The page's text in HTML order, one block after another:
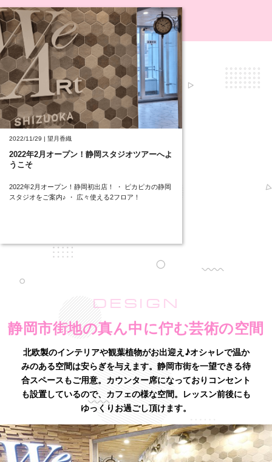
2022/11/29 | 望月香織
2022年2月オープン！静岡スタジオツアーへよ
うこそ
2022年2月オープン！静岡初出店！ ・ ピカピカの静岡
スタジオをご案内♪ ・ 広々使える2フロア！
DESIGN
静岡市街地の真ん中に佇む芸術の空間
北欧製のインテリアや観葉植物がお出迎え♪オシャレで温か
みのある空間は安らぎを与えます。 静岡市街を一望できる待
合スペースもご用意。カウンター席になっておりコンセント
も設置しているので、カフェの様な空間。
レッスン前後にも
ゆっくりお過ごし頂けます。